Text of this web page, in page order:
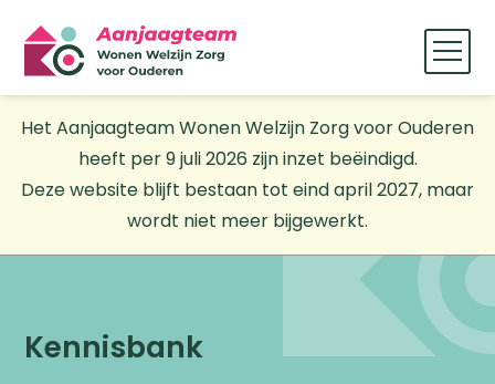
Het Aanjaagteam Wonen Welzijn Zorg voor Ouderen
heeft per 9 juli 2026 zijn inzet beëindigd.
Deze website blijft bestaan tot eind april 2027, maar
wordt niet meer bijgewerkt.
Kennisbank